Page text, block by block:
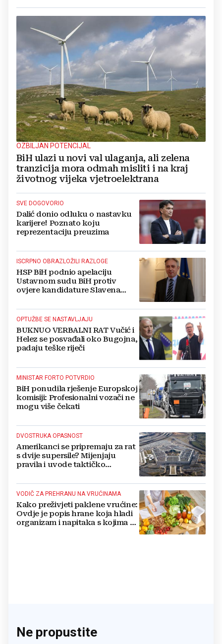
OZBILJAN POTENCIJAL
BiH ulazi u novi val ulaganja, ali zelena
tranzicija mora odmah misliti i na kraj
životnog vijeka vjetroelektrana
SVE DOGOVORIO
Dalić donio odluku o nastavku
karijere! Poznato koju
reprezentaciju preuzima
ISCRPNO OBRAZLOŽILI RAZLOGE
HSP BiH podnio apelaciju
Ustavnom sudu BiH protiv
ovjere kandidature Slavena
OPTUŽBE SE NASTAVLJAJU
BUKNUO VERBALNI RAT Vučić i
Helez se posvađali oko Bugojna,
padaju teške riječi
MINISTAR FORTO POTVRDIO
BiH ponudila rješenje Europskoj
komisiji: Profesionalni vozači ne
mogu više čekati
DVOSTRUKA OPASNOST
Amerikanci se pripremaju za rat
s dvije supersile? Mijenjaju
pravila i uvode taktičko
VODIČ ZA PREHRANU NA VRUĆINAMA
Kako preživjeti paklene vrućine:
Ovdje je popis hrane koja hladi
organizam i napitaka s kojima si
Ne propustite